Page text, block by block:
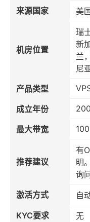
来源国家
美
机房位置
瑞
新
兰
尼
产品类型
成立年份
最大带宽
推荐建议
有
明
询
激活方式
自
KYC要求
无